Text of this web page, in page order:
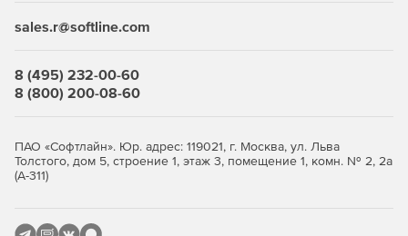
sales.r@softline.com
8 (495) 232-00-60
8 (800) 200-08-60
ПАО «Софтлайн». Юр. адрес: 119021, г. Москва, ул. Льва
Толстого, дом 5, строение 1, этаж 3, помещение 1, комн. № 2, 2а
(А-311)